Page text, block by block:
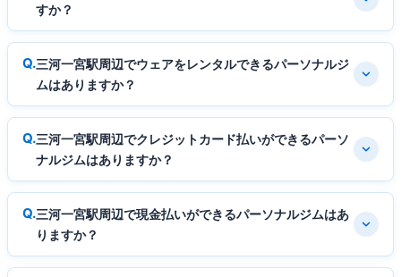
すか？
三河一宮駅周辺でウェアをレンタルできるパーソナルジ
ムはありますか？
三河一宮駅周辺でクレジットカード払いができるパーソ
ナルジムはありますか？
三河一宮駅周辺で現金払いができるパーソナルジムはあ
りますか？